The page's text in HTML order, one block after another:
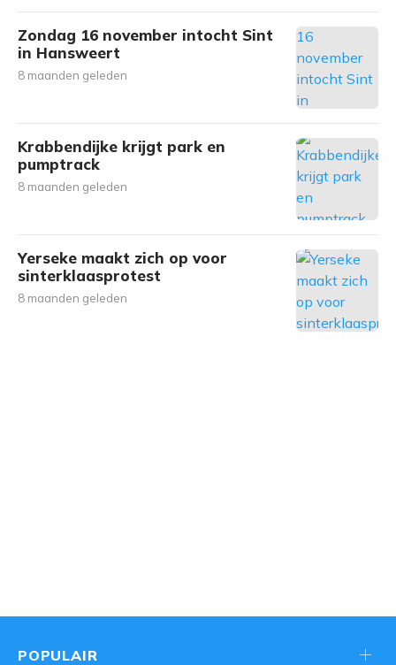
Zondag 16 november intocht Sint
in Hansweert
8 maanden geleden
Krabbendijke krijgt park en
pumptrack
8 maanden geleden
Yerseke maakt zich op voor
sinterklaasprotest
8 maanden geleden
POPULAIR